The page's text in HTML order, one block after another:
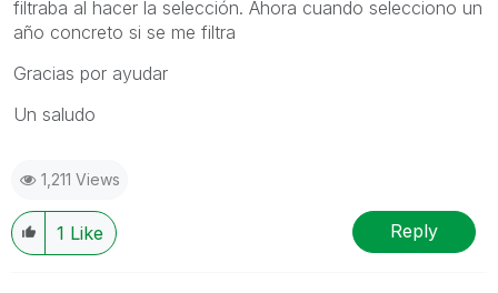
filtraba al hacer la selección. Ahora cuando selecciono un
año concreto si se me filtra
Gracias por ayudar
Un saludo
1,211 Views
1 Like Reply